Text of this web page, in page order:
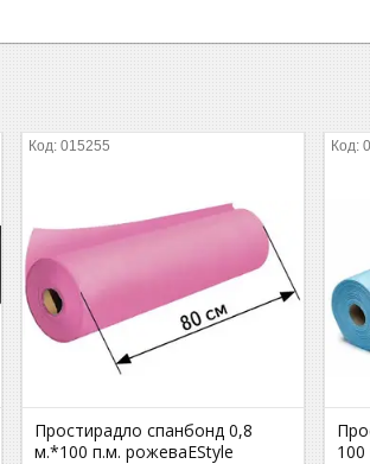
015255
Простирадло спанбонд 0,8
м.*100 п.м. рожеваEStyle
100